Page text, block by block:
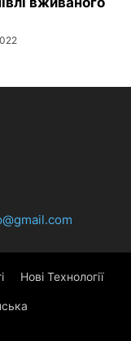
Нові Технології